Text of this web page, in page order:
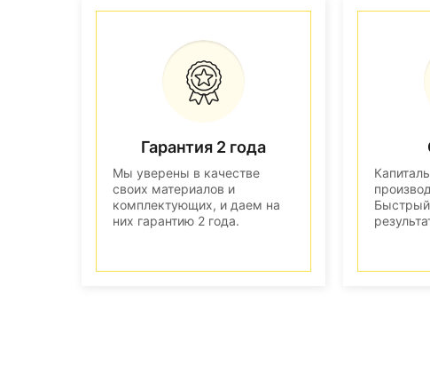
Гарантия 2 года
Мы уверены в качестве
своих материалов и
комплектующих, и даем на
них гарантию 2 года.
Быстрый